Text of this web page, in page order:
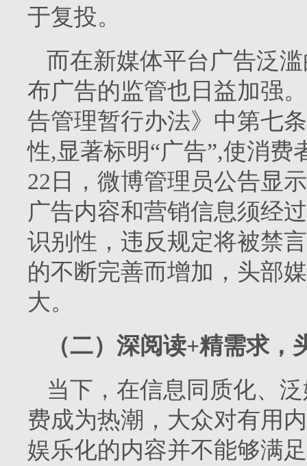
于复投。
而在新媒体平台广告泛
布广告的监管也日益加强
告管理暂行办法》中第七
性,显著标明“广告”,使消费
22日，微博管理员公告显
广告内容和营销信息须经
识别性，违反规定将被禁
的不断完善而增加，头部
大。
（二）深阅读+精需求
当下，在信息同质化、
费成为热潮，大众对有用
娱乐化的内容并不能够满